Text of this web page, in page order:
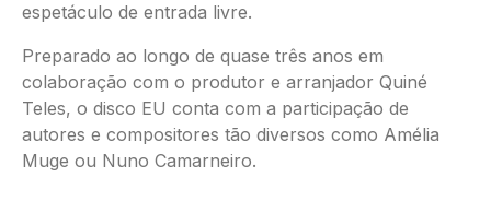
espetáculo de entrada livre.
Preparado ao longo de quase três anos em
colaboração com o produtor e arranjador Quiné
Teles, o disco EU conta com a participação de
autores e compositores tão diversos como Amélia
Muge ou Nuno Camarneiro.